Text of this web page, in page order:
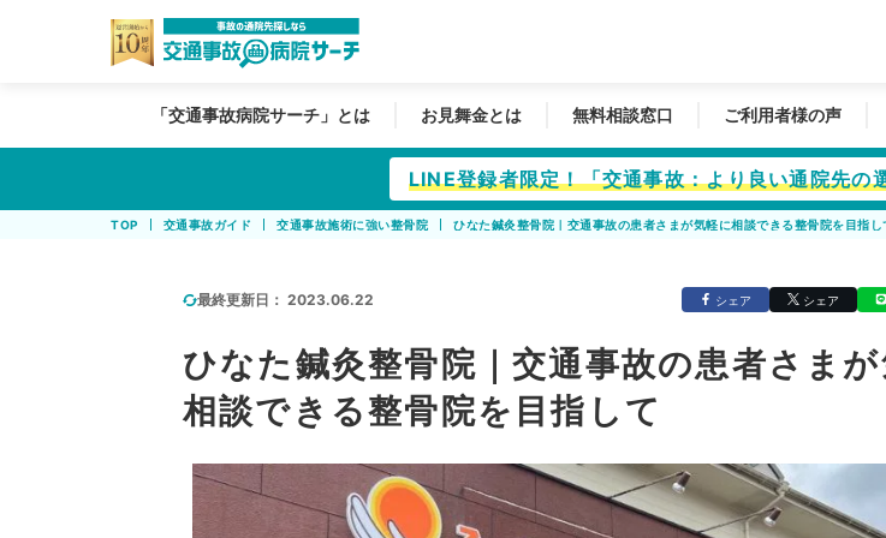
「交通事故病院サーチ」とは お見舞金とは 無料相談窓口 ご利用者様の声
LINE登録者限定！「交通事故：より良い通院先の
TOP 交通事故ガイド 交通事故施術に強い整骨院 ひなた鍼灸整骨院｜交通事故の患者さまが気軽に相談できる整骨院を目指し
最終更新日： 2023.06.22 シェア シェア
ひなた鍼灸整骨院｜交通事故の患者さま
相談できる整骨院を目指して